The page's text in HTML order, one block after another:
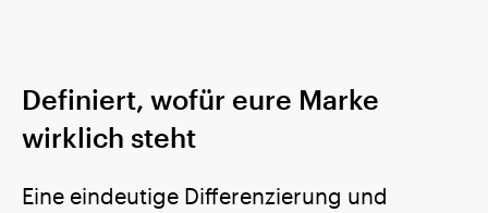
Definiert, wofür eure Marke
wirklich steht
Eine eindeutige Differenzierung und